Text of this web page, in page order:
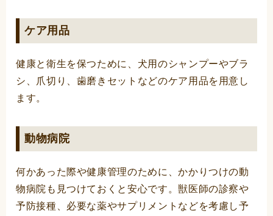
ケア用品
健康と衛生を保つために、犬用のシャンプーやブラ
シ、爪切り、歯磨きセットなどのケア用品を用意し
ます。
動物病院
何かあった際や健康管理のために、かかりつけの動
物病院も見つけておくと安心です。獣医師の診察や
予防接種、必要な薬やサプリメントなどを考慮し予